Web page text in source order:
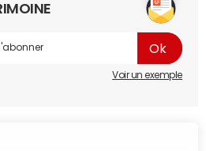
Voir un exemple